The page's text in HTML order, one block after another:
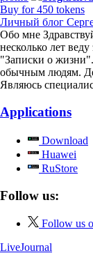
Buy for 450 tokens
Личный блог
Обо мне
несколько лет
"Записки о
обычным людям.
Являюсь
Applications
Download
Huawei
RuStore
Follow us:
Follow us
LiveJournal